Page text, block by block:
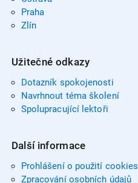
Praha
Zlín
Užitečné odkazy
Dotazník spokojenosti
Navrhnout téma školení
Spolupracující lektoři
Další informace
Prohlášení o použití cookies
Zpracování osobních údajů